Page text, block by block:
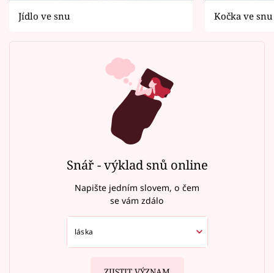
Jídlo ve snu Kočka ve snu
Snář - výklad snů online
Napište jedním slovem, o čem
se vám zdálo